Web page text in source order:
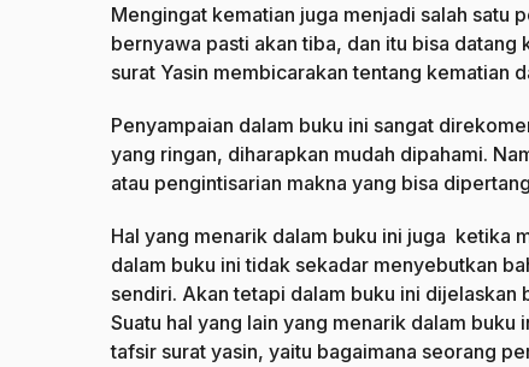
Mengingat kematian juga menjadi salah satu
bernyawa pasti akan tiba, dan itu bisa datang
surat Yasin membicarakan tentang kematian
Penyampaian dalam buku ini sangat
yang ringan, diharapkan mudah dipahami.
atau pengintisarian makna yang bisa
Hal yang menarik dalam buku ini juga ketika
dalam buku ini tidak sekadar menyebutkan
sendiri. Akan tetapi dalam buku ini
Suatu hal yang lain yang menarik dalam
tafsir surat yasin, yaitu bagaimana seorang